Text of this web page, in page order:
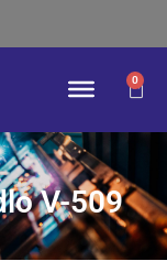
0
V-509